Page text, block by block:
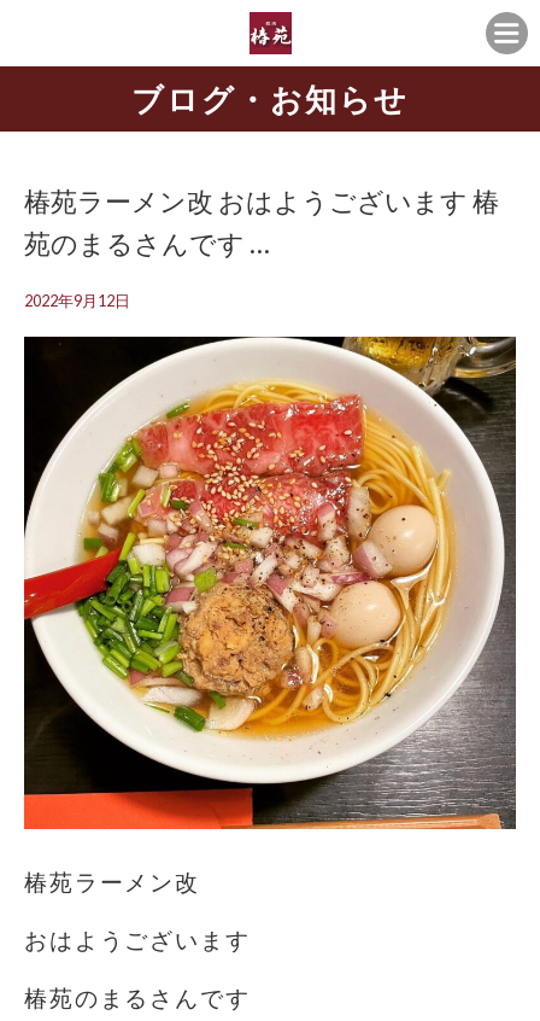
ブログ・お知らせ
椿苑ラーメン改️ おはようございます️ 椿
苑のまるさんです …
2022年9月12日
椿苑ラーメン改️
おはようございます️
椿苑のまるさんです